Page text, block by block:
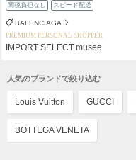
関税負担なし スピード配送
BALENCIAGA
PREMIUM PERSONAL SHOPPER
IMPORT SELECT musee
人気のブランドで絞り込む
Louis Vuitton GUCCI
BOTTEGA VENETA